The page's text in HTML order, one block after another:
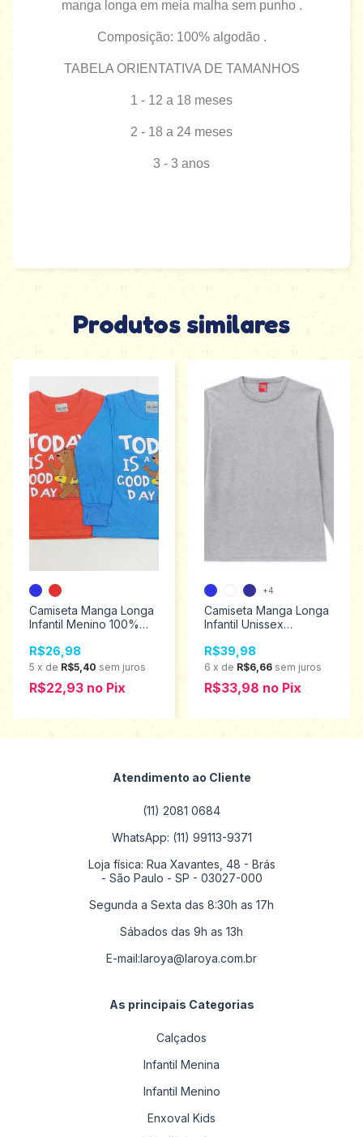
manga longa em meia malha sem punho .
Composição: 100% algodão .
TABELA ORIENTATIVA DE TAMANHOS
1 - 12 a 18 meses
2 - 18 a 24 meses
3 - 3 anos
Produtos similares
Camiseta Manga Longa
Infantil Menino 100%
Tamanhos 1 ao 3 2454
R$26,98
5 x de R$5,40 sem juros
R$22,93 no Pix
Camiseta Manga Longa
Infantil Unissex
punho Kyly 4 ao 8
206288
R$39,98
6 x de R$6,66 sem juros
R$33,98 no Pix
+4
Atendimento ao Cliente
(11) 2081 0684
WhatsApp: (11) 99113-9371
Loja física: Rua Xavantes, 48 - Brás
- São Paulo - SP - 03027-000
Segunda a Sexta das 8:30h as 17h
Sábados das 9h as 13h
E-mail:laroya@laroya.com.br
As principais Categorias
Calçados
Infantil Menina
Infantil Menino
Enxoval Kids